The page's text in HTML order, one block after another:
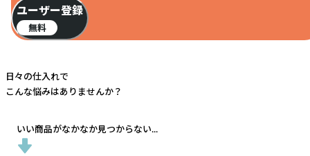
ユーザー登録
無料
日々の仕入れで
こんな悩みはありませんか？
いい商品がなかなか見つからない...